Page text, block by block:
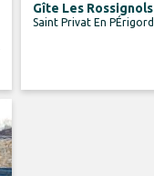
Gîte Les Rossignols
Saint Privat En PÉrigord